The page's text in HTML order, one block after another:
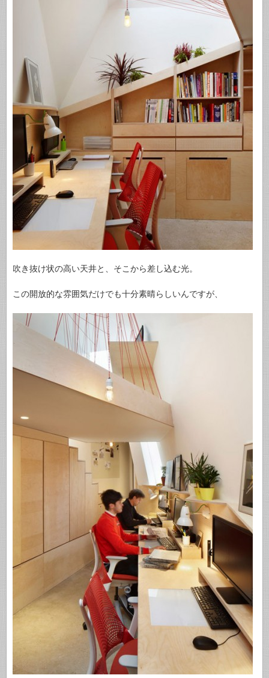
吹き抜け状の高い天井と、そこから差し込む光。
この開放的な雰囲気だけでも十分素晴らしいんですが、